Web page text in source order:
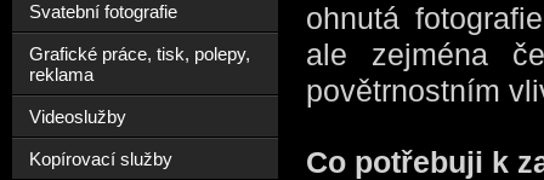
ohnutá
ale zejména
povětrnostním
Co potřebuji k
Svatební fotografie
Grafické práce, tisk, polepy,
reklama
Videoslužby
Kopírovací služby